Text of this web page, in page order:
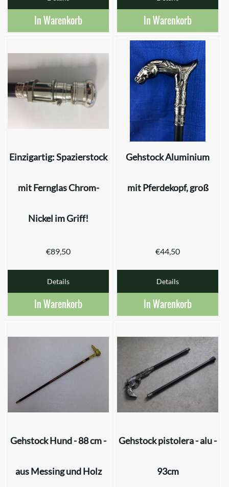
In Warenkorb In Warenkorb
Einzigartig: Spazierstock
mit Fernglas Chrom-
Nickel im Griff!
€89,50
Details
In Warenkorb
Gehstock Aluminium
mit Pferdekopf, groß
€44,50
Details
In Warenkorb
Gehstock Hund - 88 cm -
aus Messing und Holz
Gehstock pistolera - alu -
93cm